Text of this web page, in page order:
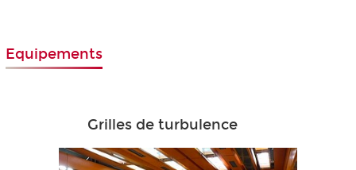
Equipements
Grilles de turbulence